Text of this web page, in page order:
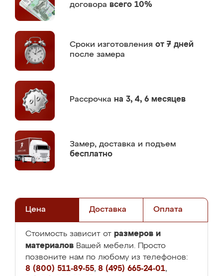
договора всего 10%
Сроки изготовления от 7 дней
после замера
Рассрочка на 3, 4, 6 месяцев
Замер, доставка и подъем
бесплатно
Цена Доставка Оплата
Стоимость зависит от размеров и
материалов Вашей мебели. Просто
позвоните нам по любому из телефонов:
8 (800) 511-89-55, 8 (495) 665-24-01,